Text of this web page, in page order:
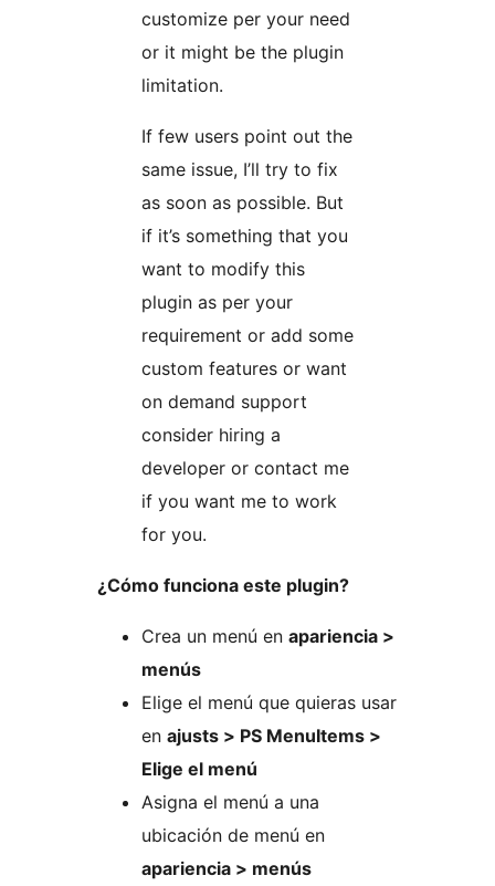
customize per your need
or it might be the plugin
limitation.
If few users point out the
same issue, I’ll try to fix
as soon as possible. But
if it’s something that you
want to modify this
plugin as per your
requirement or add some
custom features or want
on demand support
consider hiring a
developer or contact me
if you want me to work
for you.
¿Cómo funciona este plugin?
Crea un menú en apariencia >
menús
Elige el menú que quieras usar
en ajusts > PS MenuItems >
Elige el menú
Asigna el menú a una
ubicación de menú en
apariencia > menús